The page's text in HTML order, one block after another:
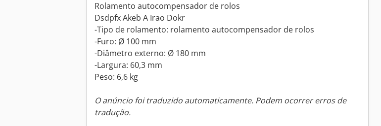
Rolamento autocompensador de rolos
Dsdpfx Akeb A Irao Dokr
-Tipo de rolamento: rolamento autocompensador de rolos
-Furo: Ø 100 mm
-Diâmetro externo: Ø 180 mm
-Largura: 60,3 mm
Peso: 6,6 kg
O anúncio foi traduzido automaticamente. Podem ocorrer erros de
tradução.